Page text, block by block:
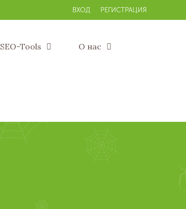
ВХОД РЕГИСТРАЦИЯ
SEO-Tools О нас